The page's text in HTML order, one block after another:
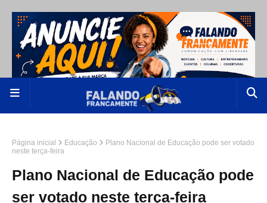
Página inicial Educação
Plano Nacional de Educação pode ser votado
neste terça-feira
Plano Nacional de Educação pode
ser votado neste terça-feira